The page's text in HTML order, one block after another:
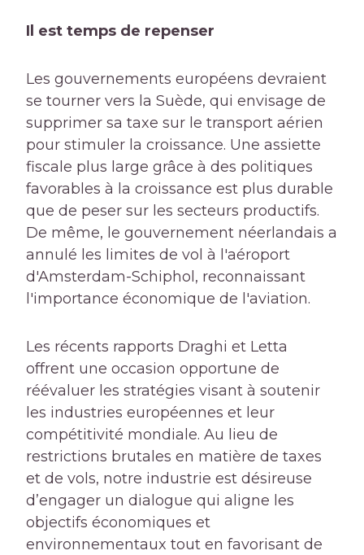
Il est temps de repenser
Les gouvernements européens devraient
se tourner vers la Suède, qui envisage de
supprimer sa taxe sur le transport aérien
pour stimuler la croissance. Une assiette
fiscale plus large grâce à des politiques
favorables à la croissance est plus durable
que de peser sur les secteurs productifs.
De même, le gouvernement néerlandais a
annulé les limites de vol à l'aéroport
d'Amsterdam-Schiphol, reconnaissant
l'importance économique de l'aviation.
Les récents rapports Draghi et Letta
offrent une occasion opportune de
réévaluer les stratégies visant à soutenir
les industries européennes et leur
compétitivité mondiale. Au lieu de
restrictions brutales en matière de taxes
et de vols, notre industrie est désireuse
d’engager un dialogue qui aligne les
objectifs économiques et
environnementaux tout en favorisant de